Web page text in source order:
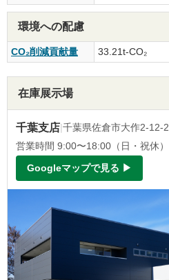
環境への配慮
CO₂削減貢献量 33.21t-CO₂
在庫展示場
千葉支店|千葉県佐倉市大作2-12-2
営業時間 9:00〜18:00（日・祝休）
Googleマップで見る ▶